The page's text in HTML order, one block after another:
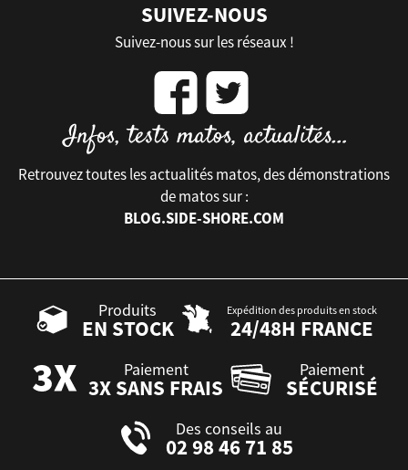
SUIVEZ-NOUS
Suivez-nous sur les réseaux !
Retrouvez toutes les actualités matos, des démonstrations
de matos sur :
BLOG.SIDE-SHORE.COM
Produits
EN STOCK
Expédition des produits en stock
24/48H FRANCE
Paiement
3X SANS FRAIS
Paiement
SÉCURISÉ
Des conseils au
02 98 46 71 85